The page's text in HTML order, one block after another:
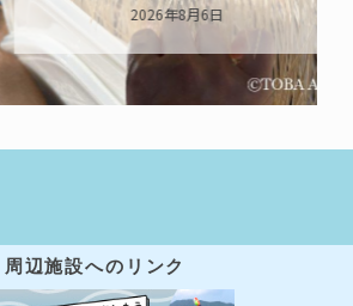
2026年8月6日
周辺施設へのリンク